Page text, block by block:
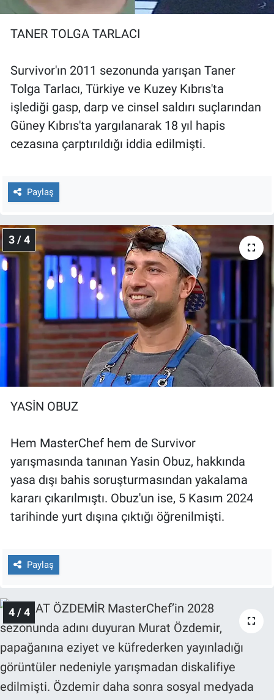
TANER TOLGA TARLACI
Survivor'ın 2011 sezonunda yarışan Taner
Tolga Tarlacı, Türkiye ve Kuzey Kıbrıs'ta
işlediği gasp, darp ve cinsel saldırı suçlarından
Güney Kıbrıs'ta yargılanarak 18 yıl hapis
cezasına çarptırıldığı iddia edilmişti.
Paylaş
3 / 4
YASİN OBUZ
Hem MasterChef hem de Survivor
yarışmasında tanınan Yasin Obuz, hakkında
yasa dışı bahis soruşturmasından yakalama
kararı çıkarılmıştı. Obuz'un ise, 5 Kasım 2024
tarihinde yurt dışına çıktığı öğrenilmişti.
Paylaş
4 / 4